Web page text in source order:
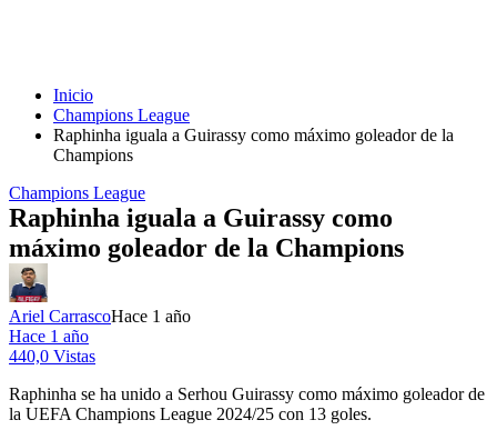
Inicio
Champions League
Raphinha iguala a Guirassy como máximo goleador de la
Champions
Champions League
Raphinha iguala a Guirassy como
máximo goleador de la Champions
Ariel CarrascoHace 1 año
Hace 1 año
440,0 Vistas
Raphinha se ha unido a Serhou Guirassy como máximo goleador de
la UEFA Champions League 2024/25 con 13 goles.